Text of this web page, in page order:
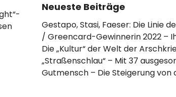
Neueste Beiträge
Gestapo, Stasi, Faeser: Die Linie
Greencard-Gewinnerin 2022 –
Die „Kultur“ der Welt der
„Straßenschlau“ – Mit 37
Gutmensch – Die Steigerung von